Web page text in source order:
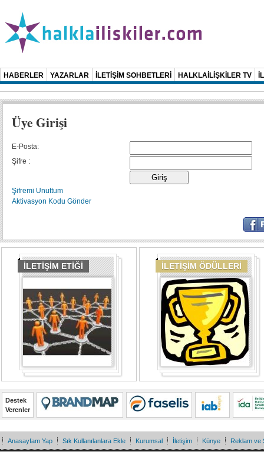
HABERLER YAZARLAR İLETİŞİM SOHBETLERİ HALKLAİLİŞKİLER TV
Üye Girişi
E-Posta:
Şifre :
Şifremi Unuttum
Aktivasyon Kodu Gönder
İLETİŞİM ETİĞİ İLETİŞİM ÖDÜLLERİ
Destek
Verenler
Anasayfam Yap Sık Kullanılanlara Ekle Kurumsal İletişim Künye Reklam ve